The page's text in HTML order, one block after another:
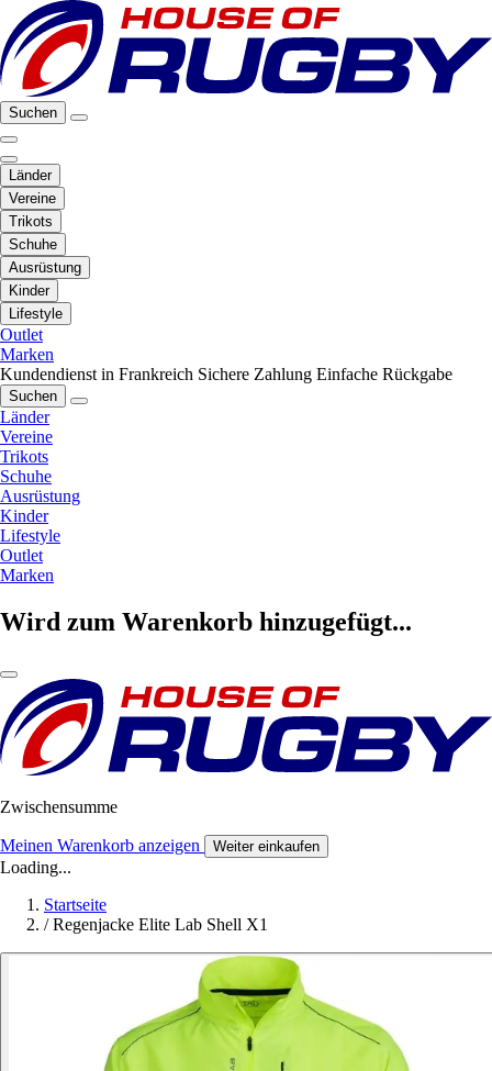
Suchen
Länder
Vereine
Trikots
Schuhe
Ausrüstung
Kinder
Lifestyle
Outlet
Marken
Kundendienst in Frankreich Sichere Zahlung Einfache Rückgabe
Suchen
Länder
Vereine
Trikots
Schuhe
Ausrüstung
Kinder
Lifestyle
Outlet
Marken
Wird zum Warenkorb hinzugefügt...
Zwischensumme
Meinen Warenkorb anzeigen Weiter einkaufen
Loading...
Startseite
/ Regenjacke Elite Lab Shell X1